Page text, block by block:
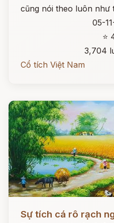
cũng nói theo luôn như
05-
⭐
3,704
Cổ tích Việt Nam
Sự tích cá rô rạch